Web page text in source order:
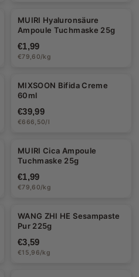
MUIRI Hyaluronsäure
Ampoule Tuchmaske 25g
€1,99
€79,60/kg
MIXSOON Bifida Creme
60ml
€39,99
€666,50/l
MUIRI Cica Ampoule
Tuchmaske 25g
€1,99
€79,60/kg
WANG ZHI HE Sesampaste
Pur 225g
€3,59
€15,96/kg